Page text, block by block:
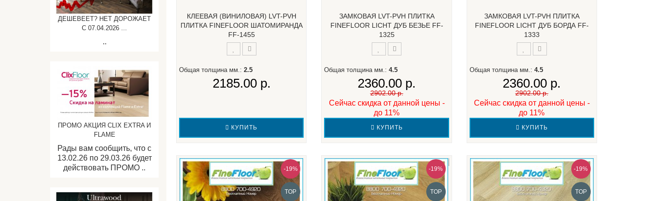
ДЕШЕВЕЕТ? НЕТ ДОРОЖАЕТ
C 07.04.2026 ...
..
ПРОМО АКЦИЯ CLIX EXTRA И
FLAME
Рады вам сообщить, что с
13.02.26 по 29.03.26 будет
действовать ПРОМО ..
КЛЕЕВАЯ (ВИНИЛОВАЯ) LVT-PVH
ПЛИТКА FINEFLOOR ШАТОМИРАНДА
FF-1455
Общая толщина мм.:2.5
2185.00 р.
КУПИТЬ
ЗАМКОВАЯ LVT-PVH ПЛИТКА
FINEFLOOR LICHT ДУБ БЕЗЬЕ FF-
1325
Общая толщина мм.:4.5
2360.00 р.
2902.00 р.
Сейчас скидка от данной цены -
до 11%
КУПИТЬ
ЗАМКОВАЯ LVT-PVH ПЛИТКА
FINEFLOOR LICHT ДУБ БОРДА FF-
1333
Общая толщина мм.: 4.5
2360.00 р.
2902.00 р.
Сейчас скидка от данной цены -
до 11%
КУПИТЬ
-19%
TOP
-19%
TOP
-19%
TOP